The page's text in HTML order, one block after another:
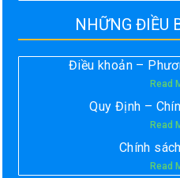
NHỮNG ĐIỀU
Điều khoản –
Read
Quy Định –
Read
Chính
Read